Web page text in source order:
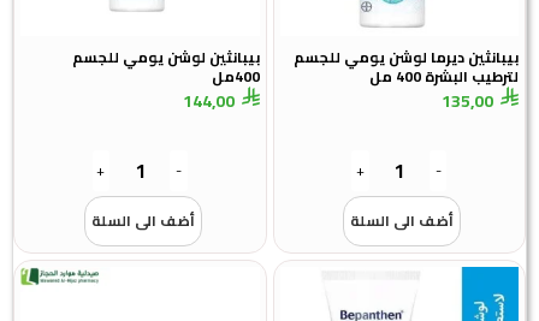
بيبانثين ديرما لوشن يومي للجسم
لترطيب البشرة 400 مل
135,00
-
+
أضف الى السلة
بيبانثين لوشن يومي للجسم
400مل
144,00
-
+
أضف الى السلة